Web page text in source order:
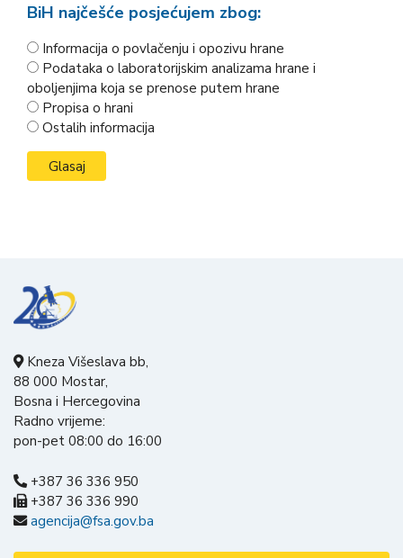
BiH najčešće posjećujem zbog:
Informacija o povlačenju i opozivu hrane
Podataka o laboratorijskim analizama hrane i
oboljenjima koja se prenose putem hrane
Propisa o hrani
Ostalih informacija
Kneza Višeslava bb,
88 000 Mostar,
Bosna i Hercegovina
Radno vrijeme:
pon-pet 08:00 do 16:00
+387 36 336 950
+387 36 336 990
agencija@fsa.gov.ba